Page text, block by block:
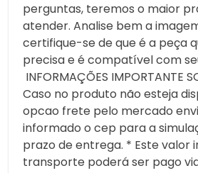
perguntas, teremos o maior
atender. Analise bem a
certifique-se de que é a peça
precisa e é compatível com
INFORMAÇÕES IMPORTANTE
Caso no produto não esteja
opcao frete pelo mercado
informado o cep para a
prazo de entrega. * Este valor
transporte poderá ser pago